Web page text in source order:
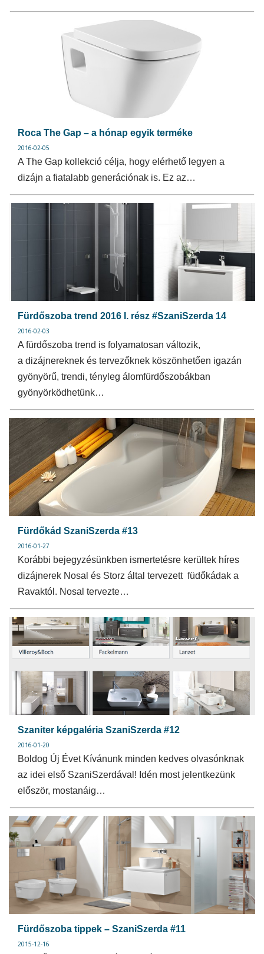
Roca The Gap – a hónap egyik terméke
2016-02-05
A The Gap kollekció célja, hogy elérhető legyen a
dizájn a fiatalabb generációnak is. Ez az…
Fürdőszoba trend 2016 I. rész #SzaniSzerda 14
2016-02-03
A fürdőszoba trend is folyamatosan változik,
a dizájnereknek és tervezőknek köszönhetően igazán
gyönyörű, trendi, tényleg álomfürdőszobákban
gyönyörködhetünk…
Fürdőkád SzaniSzerda #13
2016-01-27
Korábbi bejegyzésünkben ismertetésre kerültek híres
dizájnerek Nosal és Storz által tervezett füdőkádak a
Ravaktól. Nosal tervezte…
Szaniter képgaléria SzaniSzerda #12
2016-01-20
Boldog Új Évet Kívánunk minden kedves olvasónknak
az idei első SzaniSzerdával! Idén most jelentkezünk
először, mostanáig…
Fürdőszoba tippek – SzaniSzerda #11
2015-12-16